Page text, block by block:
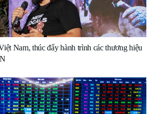
Nam, thúc đẩy hành trình các thương hiệu